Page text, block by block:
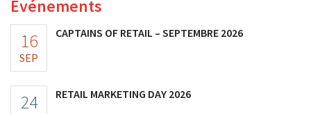
Événements
16
SEP
CAPTAINS OF RETAIL – SEPTEMBRE 2026
24 RETAIL MARKETING DAY 2026